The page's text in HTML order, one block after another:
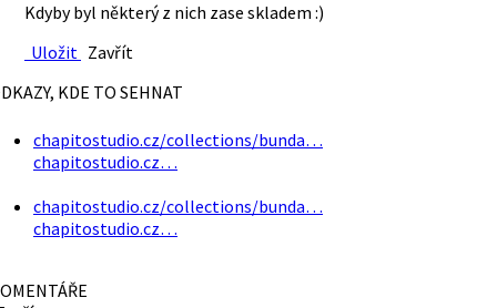
Kdyby byl některý z nich zase skladem :)
Uložit Zavřít
KDE TO SEHNAT
chapitostudio.cz/collections/bunda…
chapitostudio.cz…
chapitostudio.cz/collections/bunda…
chapitostudio.cz…